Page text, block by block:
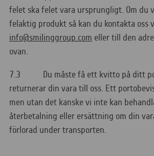
felet ska felet vara ursprungligt. Om du
felaktig produkt så kan du kontakta oss
info@smilinggroup.com eller till den
ovan.
7.3 Du måste få ett kvitto på ditt
returnerar din vara till oss. Ett
men utan det kanske vi inte kan
återbetalning eller ersättning om din
förlorad under transporten.